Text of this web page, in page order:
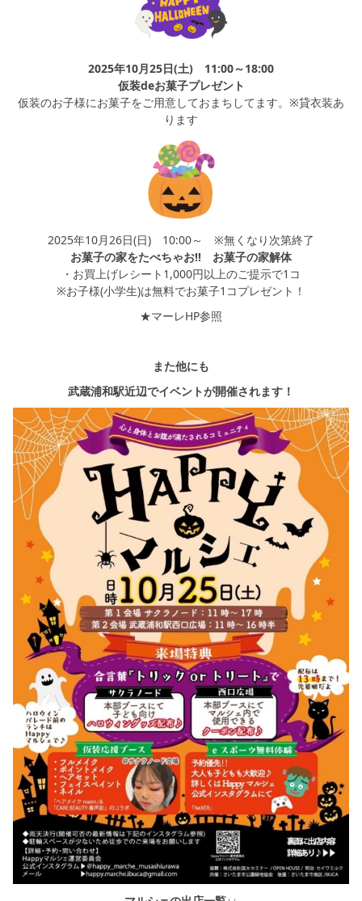
2025年10月25日(土) 11:00～18:00
仮装deお菓子プレゼント
仮装のお子様にお菓子をご用意しておまちしてます。※貸衣装あ
ります
2025年10月26日(日) 10:00～ ※無くなり次第終了
お菓子の家をたべちゃお!! お菓子の家解体
・お買上げレシート1,000円以上のご提示で1コ
※お子様(小学生)は無料でお菓子1コプレゼント！
★マーレHP参照
また他にも
武蔵浦和駅近辺でイベントが開催されます！